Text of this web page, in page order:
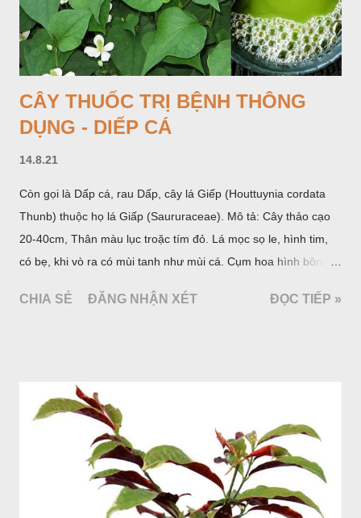
lâu đời ở trong vườn, quanh bờ ao, dọc hàng rào và trên các
đồi để làm thức ăn cho người và gia súc, gặp nhiều ở các tỉnh
Lạng s...
CÂY THUỐC TRỊ BỆNH THÔNG
DỤNG - DIẾP CÁ
14.8.21
Còn gọi là Dấp cá, rau Dấp, cây lá Giếp (Houttuynia cordata
Thunb) thuộc họ lá Giấp (Saururaceae). Mô tả: Cây thảo cạo
20-40cm, Thân màu lục troặc tím đỏ. Lá mọc sọ le, hình tim,
có bẹ, khi vò ra có mùi tanh như mùi cá. Cụm hoa hình bông
nhạt. Hạt hình trái xoan nhẵn. Mùa hoa quả: tháng 5 – 7.
CHIA SẺ ĐĂNG NHẬN XÉT ĐỌC TIẾP »